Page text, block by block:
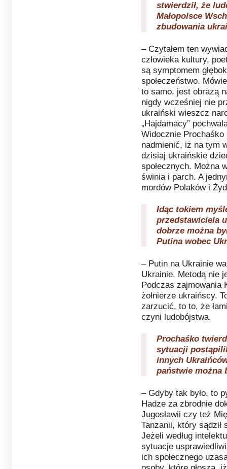
stwierdził, że
Małopolsce
zbudowania
– Czytałem ten
człowieka kultury,
są symptomem
społeczeństwo.
to samo, jest obrazą
nigdy wcześniej nie
ukraiński wieszcz
„Hajdamacy”
Widocznie
nadmienić, iż na tym
dzisiaj ukraińskie
społecznych. Można
świnia i parch. A
mordów Polaków i
Idąc tokiem
przedstawiciela
dobrze można
Putina wobec
– Putin na Ukrainie
Ukrainie. Metodą nie
Podczas zajmowania
żołnierze ukraińscy.
zarzucić, to to, że
czyni ludobójstwa.
Prochaśko
sytuacji
innych
państwie można
– Gdyby tak było, to
Hadze za zbrodnie
Jugosławii czy też
Tanzanii, który
Jeżeli według
sytuacje
ich społecznego